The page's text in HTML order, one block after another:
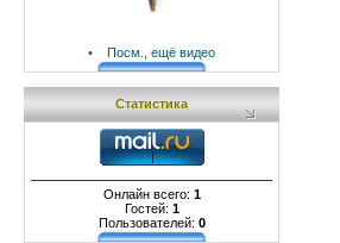
• Посм., ещё видео
Статистика
Онлайн всего: 1
Гостей: 1
Пользователей: 0